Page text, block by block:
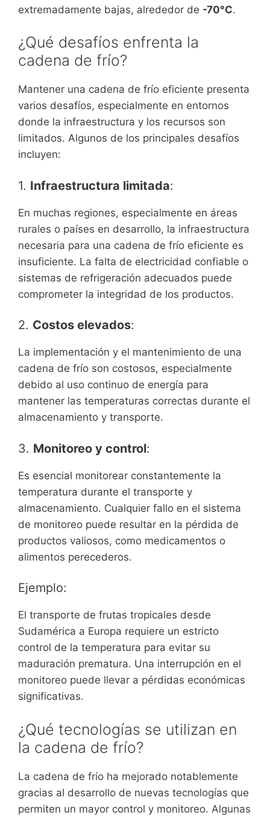
extremadamente bajas, alrededor de -70°C.
¿Qué desafíos enfrenta la
cadena de frío?
Mantener una cadena de frío eficiente presenta
varios desafíos, especialmente en entornos
donde la infraestructura y los recursos son
limitados. Algunos de los principales desafíos
incluyen:
1. Infraestructura limitada:
En muchas regiones, especialmente en áreas
rurales o países en desarrollo, la infraestructura
necesaria para una cadena de frío eficiente es
insuficiente. La falta de electricidad confiable o
sistemas de refrigeración adecuados puede
comprometer la integridad de los productos.
2. Costos elevados:
La implementación y el mantenimiento de una
cadena de frío son costosos, especialmente
debido al uso continuo de energía para
mantener las temperaturas correctas durante el
almacenamiento y transporte.
3. Monitoreo y control:
Es esencial monitorear constantemente la
temperatura durante el transporte y
almacenamiento. Cualquier fallo en el sistema
de monitoreo puede resultar en la pérdida de
productos valiosos, como medicamentos o
alimentos perecederos.
Ejemplo:
El transporte de frutas tropicales desde
Sudamérica a Europa requiere un estricto
control de la temperatura para evitar su
maduración prematura. Una interrupción en el
monitoreo puede llevar a pérdidas económicas
significativas.
¿Qué tecnologías se utilizan en
la cadena de frío?
La cadena de frío ha mejorado notablemente
gracias al desarrollo de nuevas tecnologías que
permiten un mayor control y monitoreo. Algunas